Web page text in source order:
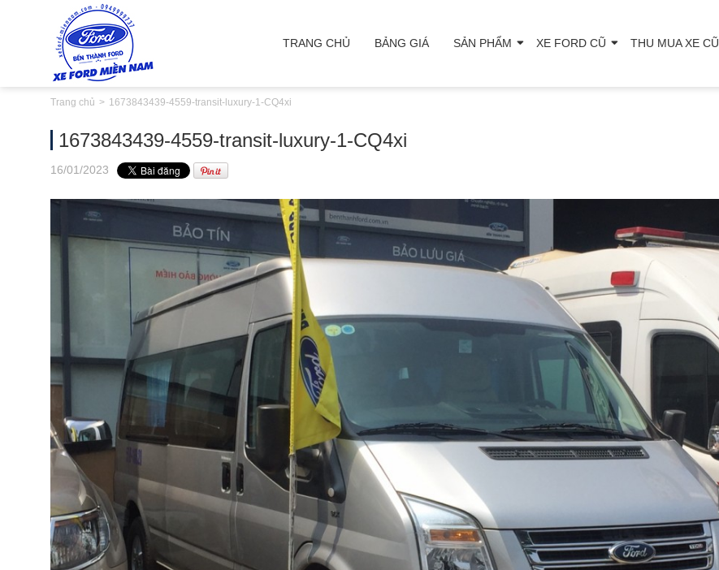
TRANG CHỦ BẢNG GIÁ SẢN PHẨM XE FORD CŨ THU MUA XE CŨ
Trang chủ 1673843439-4559-transit-luxury-1-CQ4xi
1673843439-4559-transit-luxury-1-CQ4xi
16/01/2023